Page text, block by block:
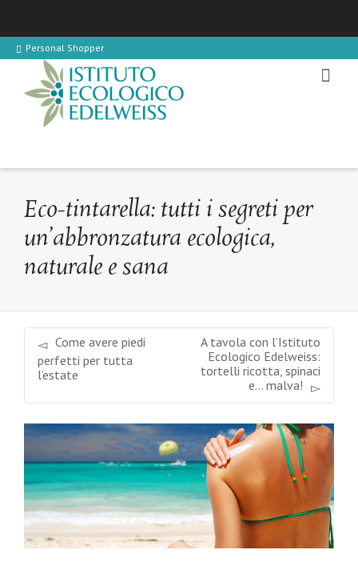
Personal Shopper
Eco-tintarella: tutti i segreti per
un’abbronzatura ecologica,
naturale e sana
Come avere piedi
perfetti per tutta
l’estate
A tavola con l’Istituto
Ecologico Edelweiss:
tortelli ricotta, spinaci
e… malva!